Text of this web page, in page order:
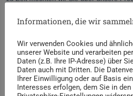
Informationen, die wir
Wir verwenden Cookies und
unserer Website und verarbeiten
Daten (z.B. Ihre IP-Adresse) über
Daten auch mit Dritten. Die
Ihrer Einwilligung oder auf Basis
Interesses erfolgen, dem Sie in